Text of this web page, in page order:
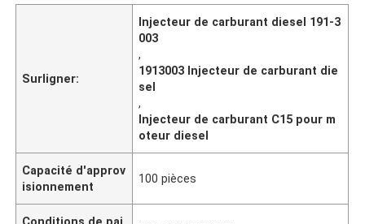
Surligner:
Injecteur de carburant diesel 191-3
003
,
1913003 Injecteur de carburant die
sel
,
Injecteur de carburant C15 pour m
oteur diesel
Capacité d'approv
isionnement
100 pièces
Conditions de pai